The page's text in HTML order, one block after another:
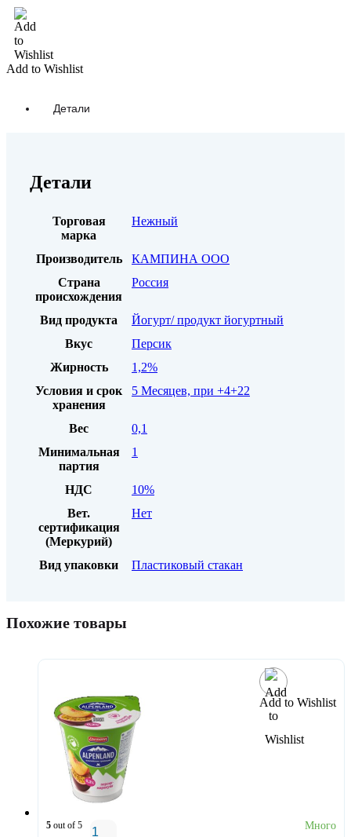
Add to Wishlist
Детали
Детали
Торговая
марка
Нежный
Производитель
КАМПИНА ООО
Страна
происхождения
Россия
Вид продукта
Йогурт/ продукт йогуртный
Вкус
Персик
Жирность
1,2%
Условия и срок
хранения
5 Месяцев, при +4+22
Вес
0,1
Минимальная
партия
1
НДС
10%
Вет.
сертификация
(Меркурий)
Нет
Вид упаковки Пластиковый стакан
Похожие товары
Add to Wishlist
5 out of 5 Много